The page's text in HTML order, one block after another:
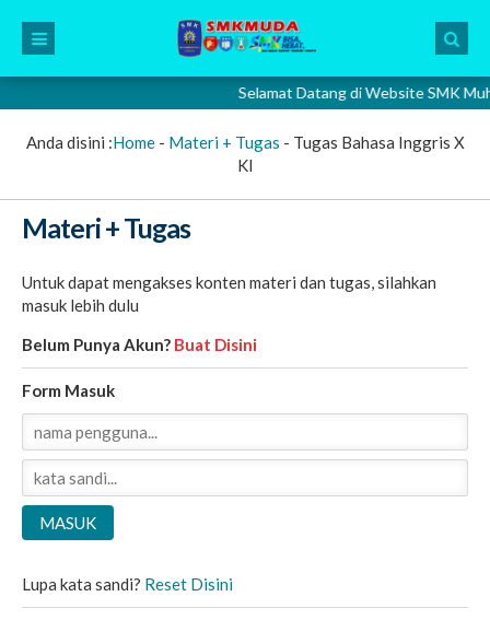
Selamat Datang di Website SMK
Anda disini :Home- Materi + Tugas - Tugas Bahasa Inggris X
KI
Materi + Tugas
Untuk dapat mengakses konten materi dan tugas, silahkan
masuk lebih dulu
Belum Punya Akun? Buat Disini
Form Masuk
Lupa kata sandi? Reset Disini